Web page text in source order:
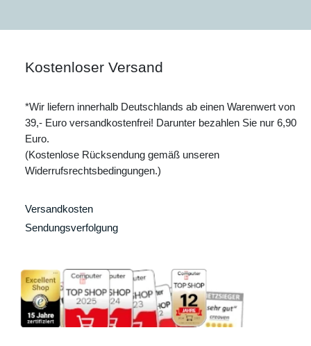
Kostenloser Versand
*Wir liefern innerhalb Deutschlands ab einen Warenwert von
39,- Euro versandkostenfrei! Darunter bezahlen Sie nur 6,90
Euro.
(Kostenlose Rücksendung gemäß unseren
Widerrufsrechtsbedingungen.)
Versandkosten
Sendungsverfolgung